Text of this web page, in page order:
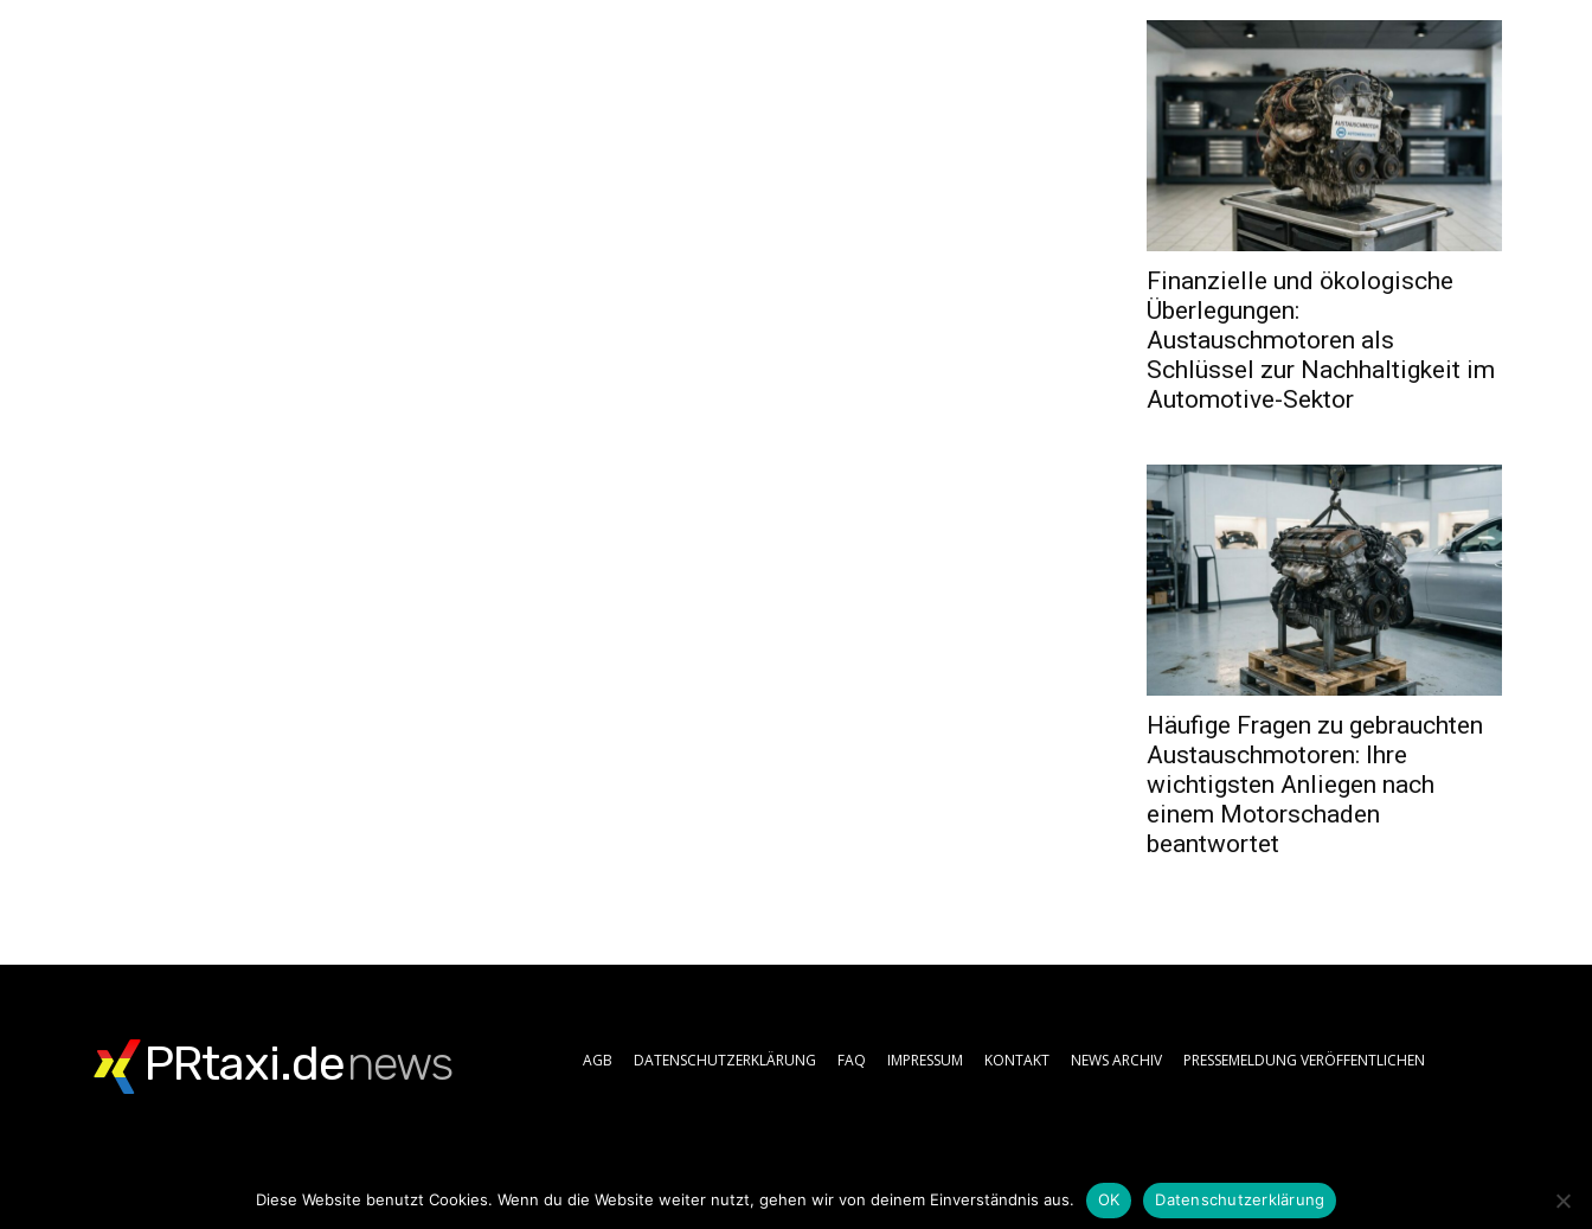
Finanzielle und ökologische
Überlegungen:
Austauschmotoren als
Schlüssel zur Nachhaltigkeit im
Automotive-Sektor
Häufige Fragen zu gebrauchten
Austauschmotoren: Ihre
wichtigsten Anliegen nach
einem Motorschaden
beantwortet
PRtaxi.denews AGB DATENSCHUTZERKLÄRUNG FAQ IMPRESSUM KONTAKT NEWS ARCHIV PRESSEMELDUNG VERÖFFENTLICHEN
Diese Website benutzt Cookies. Wenn du die Website weiter nutzt, gehen wir von deinem Einverständnis aus. OK Datenschutzerklärung